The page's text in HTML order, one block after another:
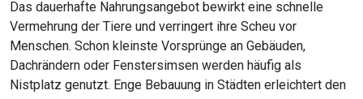
Das dauerhafte Nahrungsangebot bewirkt eine schnelle
Vermehrung der Tiere und verringert ihre Scheu vor
Menschen. Schon kleinste Vorsprünge an Gebäuden,
Dachrändern oder Fenstersimsen werden häufig als
Nistplatz genutzt. Enge Bebauung in Städten erleichtert den